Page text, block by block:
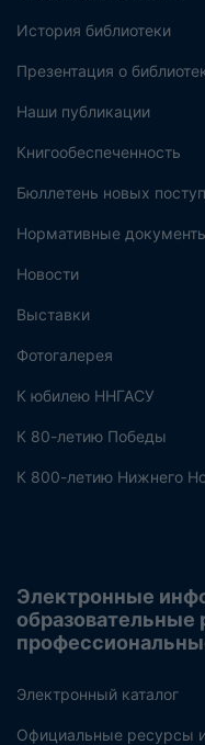
История библиотеки
Презентация о
Наши публикации
Книгообеспеченность
Бюллетень новых
Нормативные
Новости
Выставки
Фотогалерея
К юбилею ННГАСУ
К 80-летию Победы
К 800-летию Нижнего
Электронные
образовательные
Электронный каталог
Официальные ресурсы